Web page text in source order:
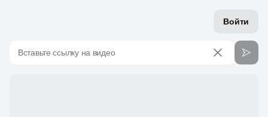
Войти
Вставьте ссылку на видео